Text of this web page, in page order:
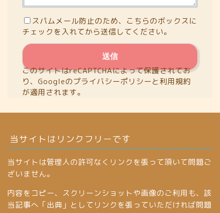
スパムメール防止のため、こちらのボックスに
チェックを入れてから送信してください。
このサイトはreCAPTCHAによって保護されてお
り、Googleのプライバシーポリシーと利用規約
が適用されます。
当サイトはリンクフリーです
当サイトは管理人の許可なくリンクを張って頂いて問題ご
ざいません。
内容をコピー、スクリーンショットや画像のご利用も、該
当記事へ「出典」としてリンクを張っていただければ問題